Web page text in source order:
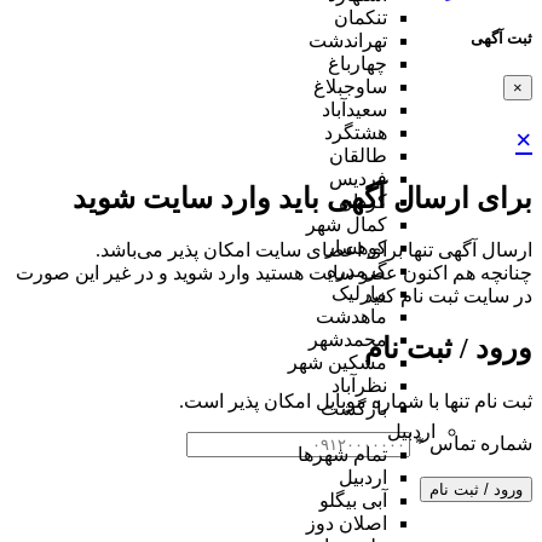
ثبت آگهی
×
×
برای ارسال آگهی باید وارد سایت شوید
ارسال آگهی تنها برای اعضای سایت امکان پذیر می‌باشد.
چنانچه هم‌ اکنون عضو سایت هستید وارد شوید و در غیر این صورت
در سایت ثبت نام کنید
ورود / ثبت نام
ثبت نام تنها با شماره موبایل امکان پذیر است.
شماره تماس*
ورود / ثبت نام
تنکمان
تهراندشت
چهارباغ
ساوجبلاغ
سعیدآباد
هشتگرد
طالقان
فردیس
کردان
کمال شهر
کوهسار
گرمدره
مارلیک
ماهدشت
محمدشهر
مشکین شهر
نظرآباد
بازگشت
اردبیل
تمام شهر‌ها
اردبیل
آبی بیگلو
اصلان دوز